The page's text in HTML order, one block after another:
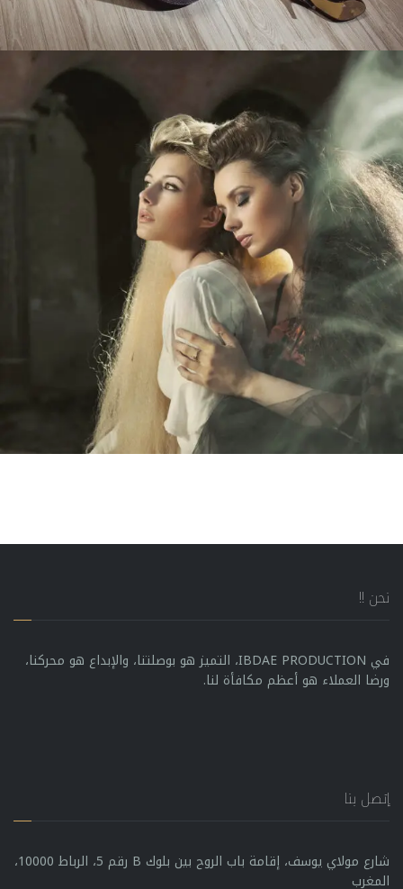
نحن !!
في IBDAE PRODUCTION، التميز هو بوصلتنا، والإبداع هو محركنا،
ورضا العملاء هو أعظم مكافأة لنا.
إتصل بنا
شارع مولاي يوسف، إقامة باب الروح بين بلوك B رقم 5، الرباط 10000،
المغرب